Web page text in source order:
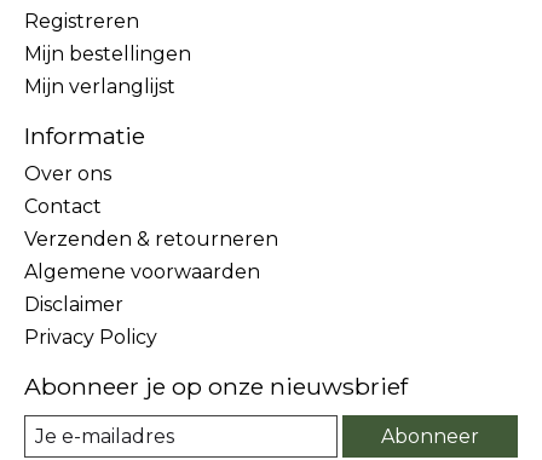
Registreren
Mijn bestellingen
Mijn verlanglijst
Informatie
Over ons
Contact
Verzenden & retourneren
Algemene voorwaarden
Disclaimer
Privacy Policy
Abonneer je op onze nieuwsbrief
Abonneer